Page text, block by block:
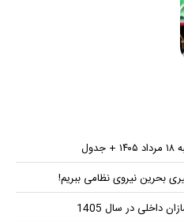
بحرین نیروی نظامی ببریم!